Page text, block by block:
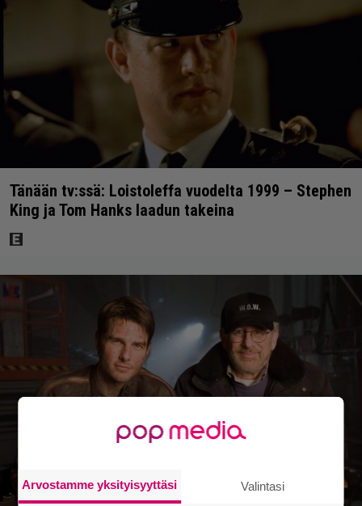
Tänään tv:ssä: Loistoleffa vuodelta 1999 – Stephen
King ja Tom Hanks laadun takeina
Arvostamme yksityisyyttäsi Valintasi